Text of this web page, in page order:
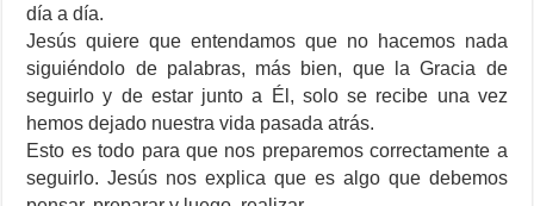
día a día.
Jesús quiere que entendamos que no hacemos nada
siguiéndolo de palabras, más bien, que la Gracia de
seguirlo y de estar junto a Él, solo se recibe una vez
hemos dejado nuestra vida pasada atrás.
Esto es todo para que nos preparemos correctamente a
seguirlo. Jesús nos explica que es algo que debemos